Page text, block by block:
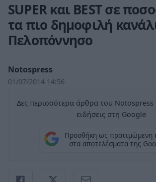
SUPER και BEST σε
τα πιο δημοφιλή
Πελοπόννησο
Notospress
01/07/2014 14:56
Δες περισσότερα άρθρα του Notospress
ειδήσεις στη Google
Προσθήκη ως προτιμώμενη
στα αποτελέσματα της